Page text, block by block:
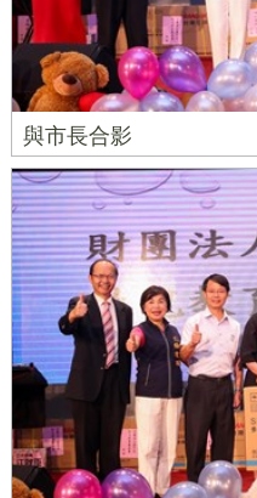
與市長合影